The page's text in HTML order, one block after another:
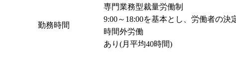
勤務時間
専門業務型裁量労働制
9:00～18:00を基本とし、労働者の決
時間外労働
あり(月平均40時間)